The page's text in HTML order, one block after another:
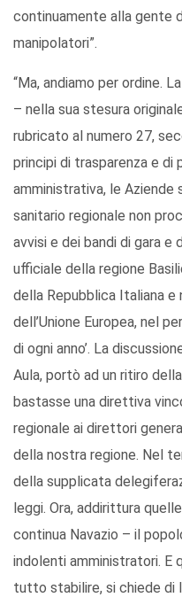
continuamente alla gente
manipolatori”.
“Ma, andiamo per ordine.
– nella sua stesura
rubricato al numero 27,
principi di trasparenza e di
amministrativa, le Aziende
sanitario regionale non
avvisi e dei bandi di gara
ufficiale della regione
della Repubblica Italiana
dell’Unione Europea, nel
di ogni anno’. La
Aula, portò ad un ritiro
bastasse una direttiva
regionale ai direttori
della nostra regione. Nel
della supplicata
leggi. Ora, addirittura
continua Navazio – il
indolenti amministratori. E
tutto stabilire, si chiede di